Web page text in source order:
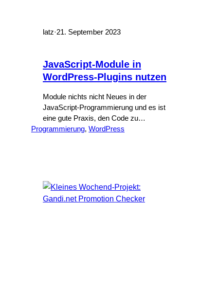
latz·21. September 2023
JavaScript-Module in
WordPress-Plugins nutzen
Module nichts nicht Neues in der
JavaScript-Programmierung und es ist
eine gute Praxis, den Code zu
modularisieren. WordPress bietet von
dahin ein Workaround nötig, wenn man
Module…
Programmierung, WordPress